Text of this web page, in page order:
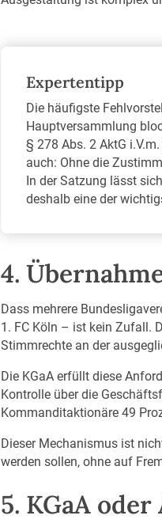
Expertentipp
Die häufigste
Hauptversammlung
§ 278 Abs. 2 AktG
auch: Ohne die
In der Satzung lässt
deshalb eine der
4.
Dass mehrere
1. FC Köln – ist kein Zufall.
Stimmrechte an der
Die KGaA erfüllt diese
Kontrolle über die
Kommanditaktionäre 49
Dieser Mechanismus ist
werden sollen, ohne auf
5. KGaA